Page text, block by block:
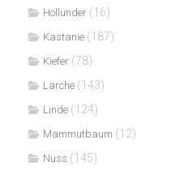
Hollunder (16)
Kastanie (187)
Kiefer (78)
Lärche (143)
Linde (124)
Mammutbaum (12)
Nuss (145)